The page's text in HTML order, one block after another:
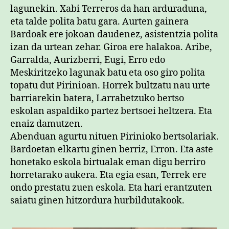
lagunekin. Xabi Terreros da han arduraduna,
eta talde polita batu gara. Aurten gainera
Bardoak ere jokoan daudenez, asistentzia polita
izan da urtean zehar. Giroa ere halakoa. Aribe,
Garralda, Aurizberri, Eugi, Erro edo
Meskiritzeko lagunak batu eta oso giro polita
topatu dut Pirinioan. Horrek bultzatu nau urte
barriarekin batera, Larrabetzuko bertso
eskolan aspaldiko partez bertsoei heltzera. Eta
enaiz damutzen.
Abenduan agurtu nituen Pirinioko bertsolariak.
Bardoetan elkartu ginen berriz, Erron. Eta aste
honetako eskola birtualak eman digu berriro
horretarako aukera. Eta egia esan, Terrek ere
ondo prestatu zuen eskola. Eta hari erantzuten
saiatu ginen hitzordura hurbildutakook.